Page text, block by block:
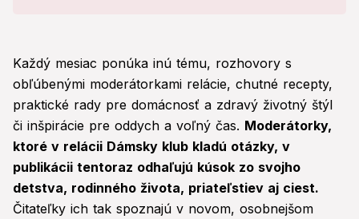
Každý mesiac ponúka inú tému, rozhovory s
obľúbenými moderátorkami relácie, chutné recepty,
praktické rady pre domácnosť a zdravý životný štýl
či inšpirácie pre oddych a voľný čas. Moderátorky,
ktoré v relácii Dámsky klub kladú otázky, v
publikácii tentoraz odhaľujú kúsok zo svojho
detstva, rodinného života, priateľstiev aj ciest.
Čitateľky ich tak spoznajú v novom, osobnejšom